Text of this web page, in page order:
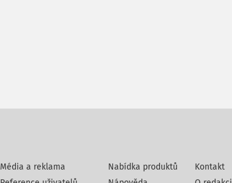
Média a reklama
Nabídka produktů
Kontakt